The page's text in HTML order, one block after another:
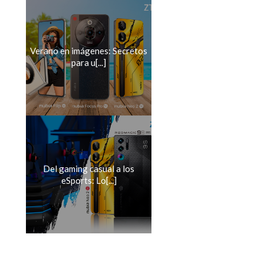
Verano en imágenes: Secretos
para u[...]
Del gaming casual a los
eSports: Lo[...]